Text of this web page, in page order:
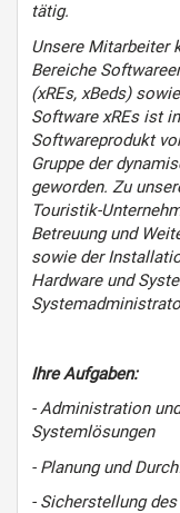
tätig.
Unsere Mitarbeiter
Bereiche
(xREs, xBeds)
Software xREs ist
Softwareprodukt
Gruppe der
geworden. Zu
Touristik-
Betreuung und
sowie der
Hardware und
Ihre Aufgaben:
- Administration
Systemlösungen
- Planung und
- Sicherstellung